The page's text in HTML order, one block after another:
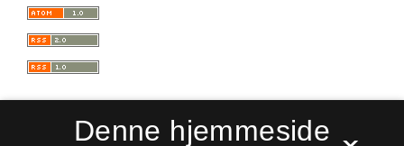
Denne hjemmeside